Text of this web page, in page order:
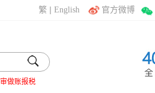
繁 |English 官方微博
做账报税